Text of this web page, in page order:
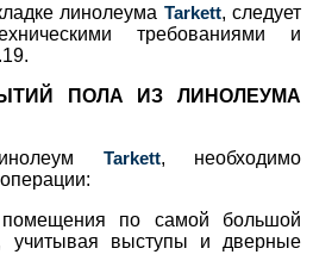
линолеума Tarkett, следует
требованиями и
ПОЛА ИЗ ЛИНОЛЕУМА
Tarkett, необходимо
помещения по самой большой
учитывая выступы и дверные